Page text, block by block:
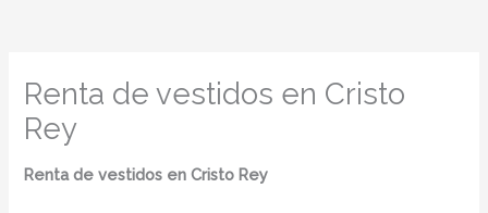
Renta de vestidos en Cristo
Rey
Renta de vestidos en Cristo Rey